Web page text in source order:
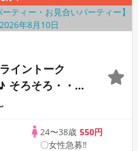
イントーク
ろそろ・・・
カジュアルな
24〜38歳 550円
〇女性急募‼